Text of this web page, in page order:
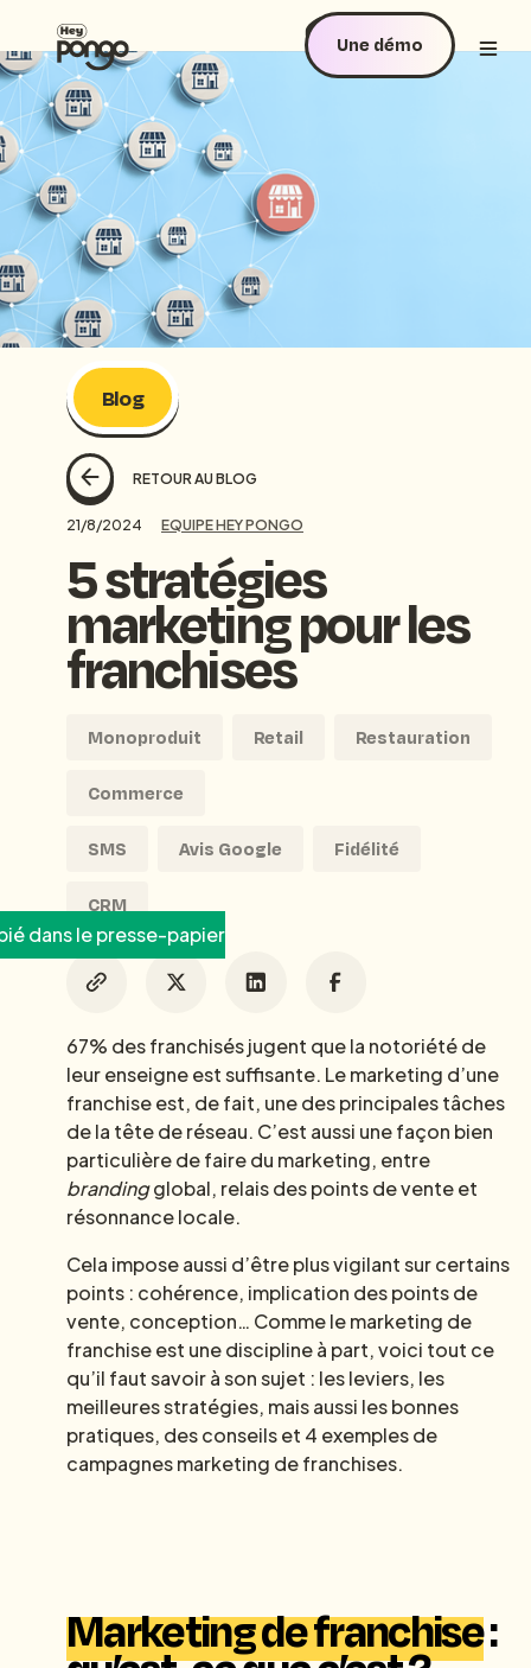
Une démo
Blog
RETOUR AU BLOG
21/8/2024 EQUIPE HEY PONGO
5 stratégies
marketing pour les
franchises
Monoproduit Retail Restauration
Commerce
SMS Avis Google Fidélité
CRM
dans le presse-papier
67% des franchisés jugent que la notoriété de
leur enseigne est suffisante. Le marketing d’une
franchise est, de fait, une des principales tâches
de la tête de réseau. C’est aussi une façon bien
particulière de faire du marketing, entre
brandingglobal, relais des points de vente et
résonnance locale.
Cela impose aussi d’être plus vigilant sur certains
points : cohérence, implication des points de
vente, conception… Comme le marketing de
franchise est une discipline à part, voici tout ce
qu’il faut savoir à son sujet : les leviers, les
meilleures stratégies, mais aussi les bonnes
pratiques, des conseils et 4 exemples de
campagnes marketing de franchises.
Marketing de franchise: